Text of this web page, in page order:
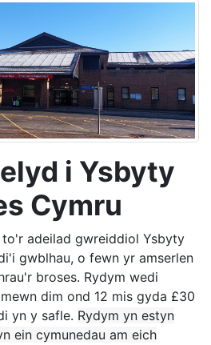
i Ysbyty
Cymru
adeilad gwreiddiol Ysbyty
gwblhau, o fewn yr amserlen
broses. Rydym wedi
dim ond 12 mis gyda £30
yn y safle. Rydym yn estyn
ein cymunedau am eich